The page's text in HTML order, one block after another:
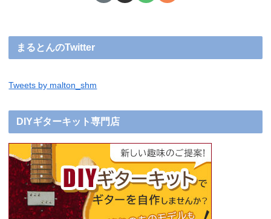
まるとんのTwitter
Tweets by malton_shm
DIYギターキット専門店